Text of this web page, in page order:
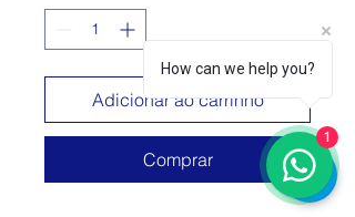
Adicionar ao carrinho
Comprar
How can we help you?
1